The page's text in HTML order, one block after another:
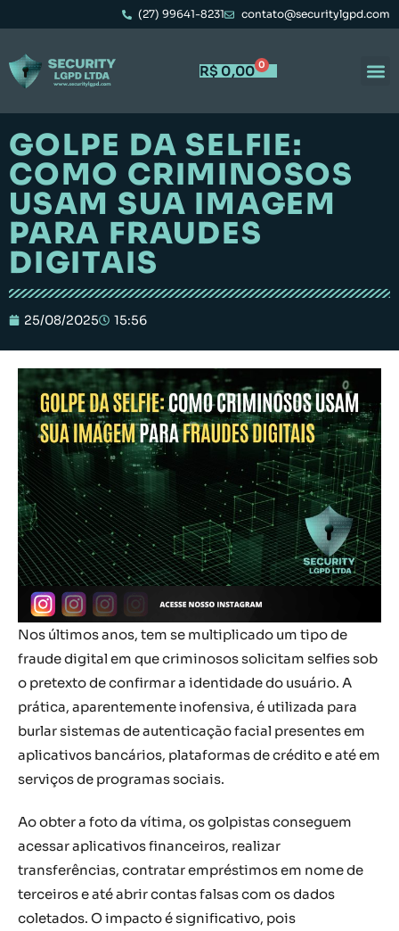
(27) 99641-8231 contato@securitylgpd.com
R$ 0,00 0
GOLPE DA SELFIE:
COMO CRIMINOSOS
USAM SUA IMAGEM
PARA FRAUDES
DIGITAIS
25/08/2025 15:56
Nos últimos anos, tem se multiplicado um tipo de
fraude digital em que criminosos solicitam selfies sob
o pretexto de confirmar a identidade do usuário. A
prática, aparentemente inofensiva, é utilizada para
burlar sistemas de autenticação facial presentes em
aplicativos bancários, plataformas de crédito e até em
serviços de programas sociais.
Ao obter a foto da vítima, os golpistas conseguem
acessar aplicativos financeiros, realizar
transferências, contratar empréstimos em nome de
terceiros e até abrir contas falsas com os dados
coletados. O impacto é significativo, pois